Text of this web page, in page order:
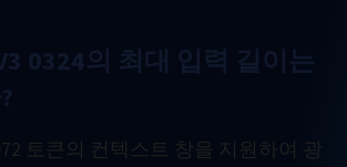
0324의 최대 입력 길이는
토큰의 컨텍스트 창을 지원하여 광